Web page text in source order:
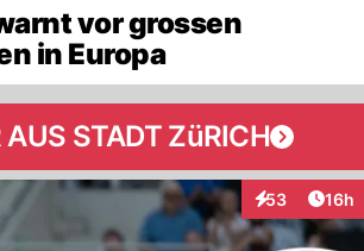
vor grossen
in Europa
AUS STADT ZüRICH
53
Interaktionen
16h